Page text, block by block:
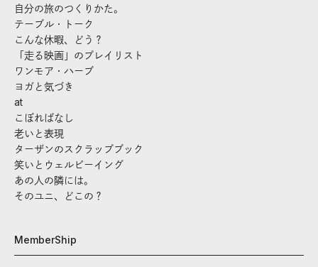
自分の旅のつくりかた。
テーブル・トーク
こんな休暇、どう？
「走る映画」のプレイリスト
ワンモア・ハーブ
ヨガと気づき
at
こぼればなし
老いと表現
ターザンのスクラップブック
笑いとウェルビーイング
あの人の隣には。
そのユニ、どこの？
MemberShip